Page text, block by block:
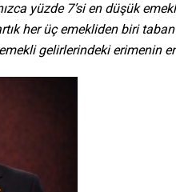
yüzde 7’si en düşük
her üç emekliden biri
gelirlerindeki erimenin